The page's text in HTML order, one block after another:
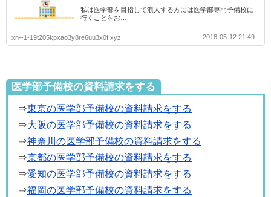
私は医学部を目指して浪人する方には医学部専門予備校に
行くことをお…
xn--1-19t205kpxao3y8re6uu3x0f.xyz 2018-05-12 21:49
医学部予備校の資料請求をする
⇒東京の医学部予備校の資料請求をする
⇒大阪の医学部予備校の資料請求をする
⇒神奈川の医学部予備校の資料請求をする
⇒京都の医学部予備校の資料請求をする
⇒愛知の医学部予備校の資料請求をする
⇒福岡の医学部予備校の資料請求をする